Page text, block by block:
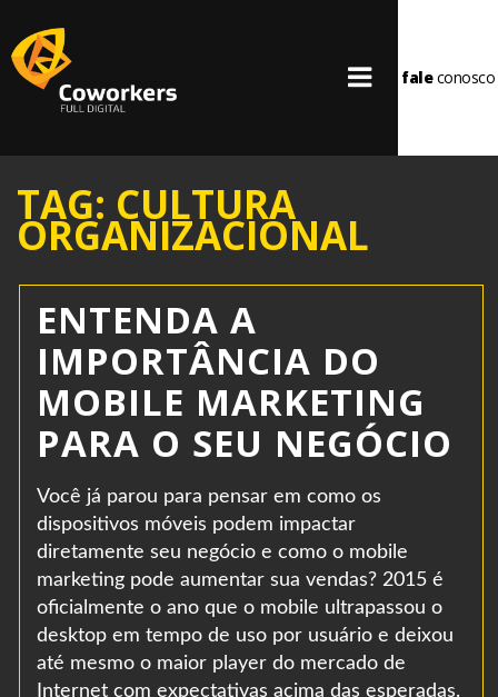
faleconosco
TAG: CULTURA
ORGANIZACIONAL
ENTENDA A
IMPORTÂNCIA DO
MOBILE MARKETING
PARA O SEU NEGÓCIO
Você já parou para pensar em como os
dispositivos móveis podem impactar
diretamente seu negócio e como o mobile
marketing pode aumentar sua vendas? 2015 é
oficialmente o ano que o mobile ultrapassou o
desktop em tempo de uso por usuário e deixou
até mesmo o maior player do mercado de
Internet com expectativas acima das esperadas.